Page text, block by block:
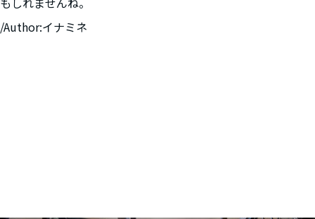
/Author:イナミネ